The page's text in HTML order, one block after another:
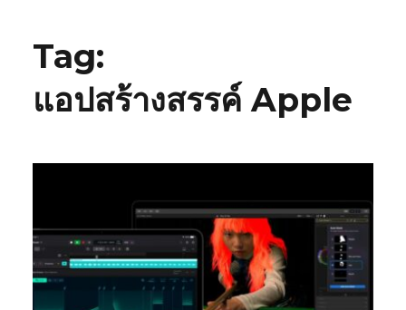
Tag:
แอปสร้างสรรค์ Apple